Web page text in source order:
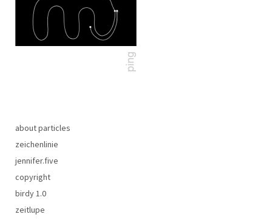
about particles
zeichenlinie
jennifer.five
copyright
birdy 1.0
zeitlupe